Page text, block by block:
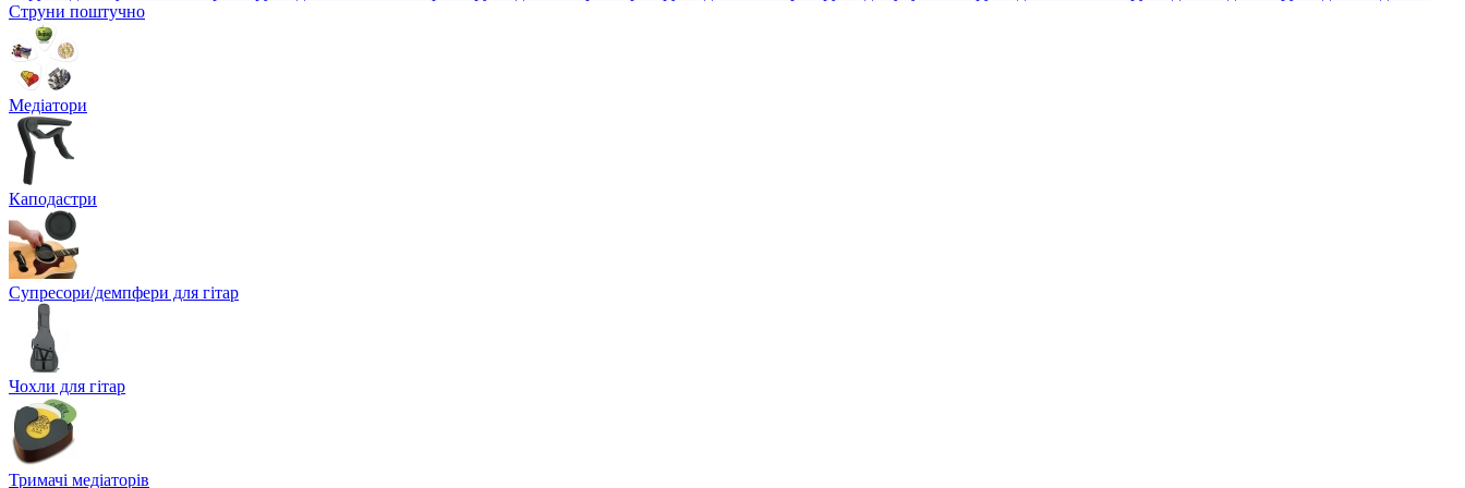
Струни поштучно
Медіатори
Каподастри
Супресори/демпфери для гітар
Чохли для гітар
Тримачі медіаторів